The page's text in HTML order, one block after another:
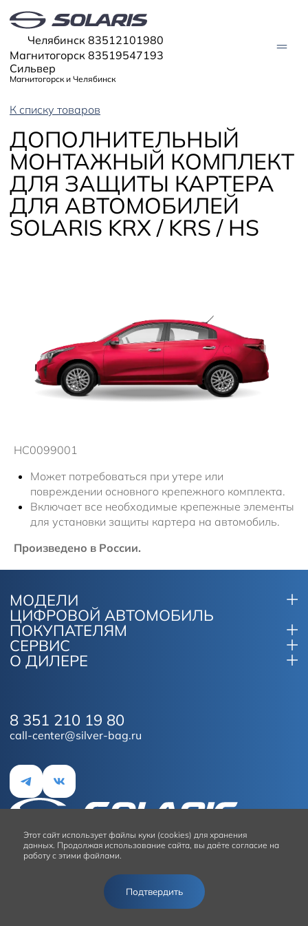
Сильвер
Магнитогорск и Челябинск
Челябинск 83512101980
Магнитогорск 83519547193
АВТО В НАЛИЧИИ
МОДЕЛИ
Solaris HC
Solaris KRX
Solaris KRS
Solaris HS
ЦИФРОВОЙ АВТОМОБИЛЬ
ПОКУПАТЕЛЯМ
Плати частями
Помощь на дорогах
Информация о дилере
Новости
К списку товаров
ДОПОЛНИТЕЛЬНЫЙ
МОНТАЖНЫЙ КОМПЛЕКТ
ДЛЯ ЗАЩИТЫ КАРТЕРА
ДЛЯ АВТОМОБИЛЕЙ
SOLARIS KRX / KRS / HS
HC0099001
Может потребоваться при утере или
повреждении основного крепежного комплекта.
Включает все необходимые крепежные элементы
для установки защиты картера на автомобиль.
Произведено в России.
МОДЕЛИ
ЦИФРОВОЙ АВТОМОБИЛЬ
ПОКУПАТЕЛЯМ
СЕРВИС
О ДИЛЕРЕ
8 351 210 19 80
call-center@silver-bag.ru
Условия использования сайта
Этот сайт использует файлы куки (cookies) для хранения
данных. Продолжая использование сайта, вы даёте согласие на
работу с этими файлами.
Подтвердить